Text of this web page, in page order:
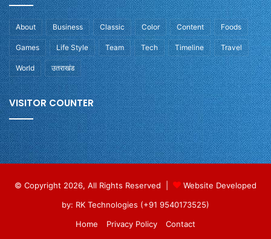
About Business Classic Color Content Foods
Games Life Style Team Tech Timeline Travel
World उतराखंड
VISITOR COUNTER
© Copyright 2026, All Rights Reserved |
Website Developed
by: RK Technologies (+91 9540173525)
Home
Privacy Policy Contact